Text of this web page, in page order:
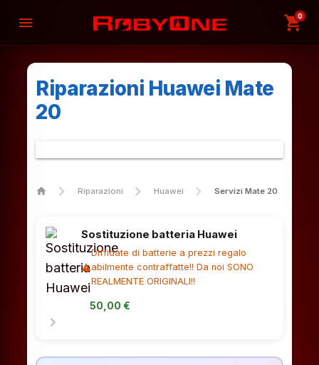
menu shopping_cart
0
Riparazioni Huawei Mate
20
home Riparazioni Huawei Servizi Mate 20
Sostituzione batteria Huawei
warning
Diffidate di batterie a prezzi regalo
abilmente contraffatte!! Da noi SONO
REALMENTE ORIGINALI!!
50,00 €
chevron_right